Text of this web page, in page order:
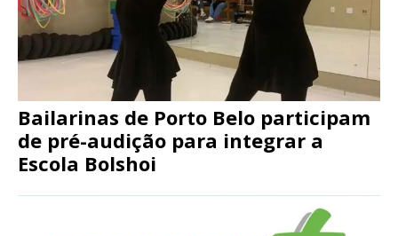
Bailarinas de Porto Belo participam
de pré-audição para integrar a
Escola Bolshoi